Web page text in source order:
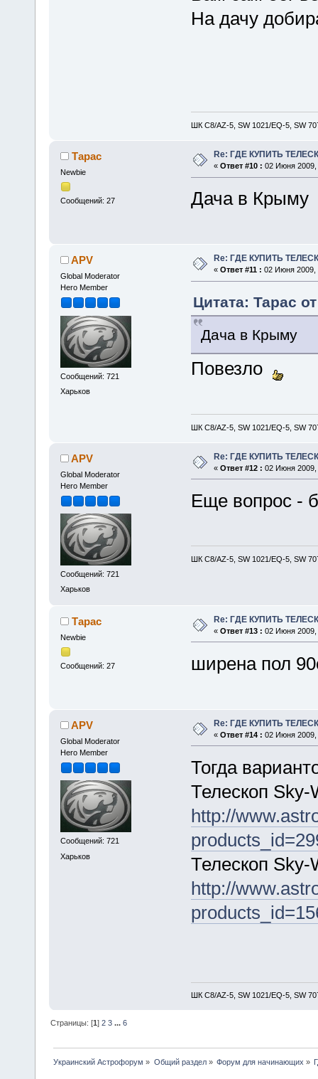
На дачу
ШК С8/AZ-5, SW 1021/EQ-5, SW
Тарас
Newbie
Сообщений: 27
Re: ГДЕ КУПИТЬ
« Ответ #10 : 02 Июня 2009,
Дача в Крыму
APV
Global Moderator
Hero Member
Сообщений: 721
Харьков
Re: ГДЕ КУПИТЬ
« Ответ #11 : 02 Июня 2009,
Цитата: Тарас
Дача в Крыму
Повезло
ШК С8/AZ-5, SW 1021/EQ-5, SW
APV
Global Moderator
Hero Member
Сообщений: 721
Харьков
Re: ГДЕ КУПИТЬ
« Ответ #12 : 02 Июня 2009,
Еще вопрос -
ШК С8/AZ-5, SW 1021/EQ-5, SW
Тарас
Newbie
Сообщений: 27
Re: ГДЕ КУПИТЬ
« Ответ #13 : 02 Июня 2009,
ширена пол
APV
Global Moderator
Hero Member
Сообщений: 721
Харьков
Re: ГДЕ КУПИТЬ
« Ответ #14 : 02 Июня 2009,
Тогда
Телескоп
http://
Телескоп Sky-
http://
ШК С8/AZ-5, SW 1021/EQ-5, SW
Страницы: [1]2 3 ...6
Украинский Астрофорум » Общий раздел» Форум для начинающих »